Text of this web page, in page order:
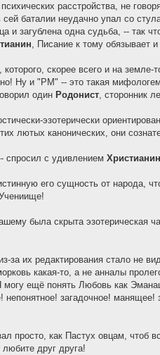
расстройства, не
баталии неудачно упал со
и загублена одна судьба, -- так
, Писание к тому обязывает
скорее всего и на
Ну и "РМ" -- это такая
один Родонист, сторонник
эзотерически
лютых канонических, они
спросил с удивлением Христианин
его сущность от народа,
была скрыта эзотерическая
за их редактирования стало не
какая-то, а не анналы
могу ещё понять Любовь как
непонятное! загадочное!
просто, как Пастух овцам, чтоб
друг друга!